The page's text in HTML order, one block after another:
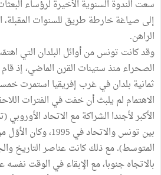
سعت الندوة السنوية الأخيرة لرؤساء
إلى صياغة خارطة طريق للسنوات
الراهن.
وقد كانت تونس من أوائل البلدان التي
الصحراء منذ ستينات القرن الماضي، إذ
ثمانية بلدان في غرب إفريقيا استمرت
الاهتمام لم يلبث أن خفت في الفترات
الأكبر لأجندا الشراكة مع الاتحاد
بين تونس والاتحاد في
المتوسط). مع ذلك كانت عناصر التاريخ
بالاتجاه جنوبا، مع الإبقاء في الوقت